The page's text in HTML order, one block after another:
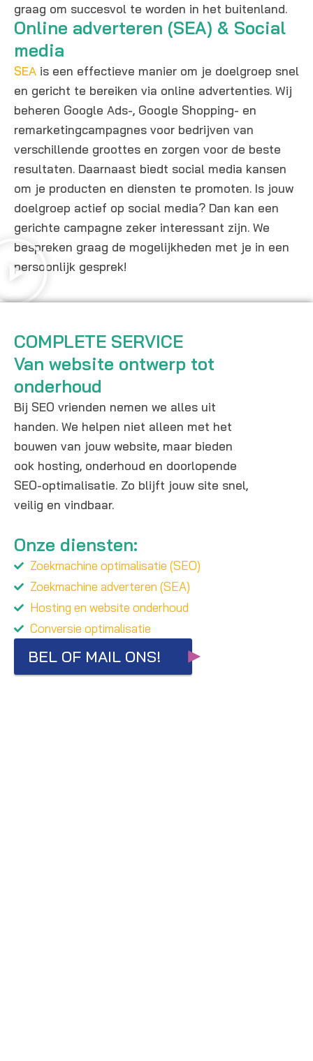
graag om succesvol te worden in het buitenland.
Online adverteren (SEA) & Social
media
SEA is een effectieve manier om je doelgroep snel
en gericht te bereiken via online advertenties. Wij
beheren Google Ads-, Google Shopping- en
remarketingcampagnes voor bedrijven van
verschillende groottes en zorgen voor de beste
resultaten. Daarnaast biedt social media kansen
om je producten en diensten te promoten. Is jouw
doelgroep actief op social media? Dan kan een
gerichte campagne zeker interessant zijn. We
bespreken graag de mogelijkheden met je in een
persoonlijk gesprek!
COMPLETE SERVICE
Van website ontwerp tot
onderhoud
Bij SEO vrienden nemen we alles uit
handen. We helpen niet alleen met het
bouwen van jouw website, maar bieden
ook hosting, onderhoud en doorlopende
SEO-optimalisatie. Zo blijft jouw site snel,
veilig en vindbaar.
Onze diensten:
Zoekmachine optimalisatie (SEO)
Zoekmachine adverteren (SEA)
Hosting en website onderhoud
Conversie optimalisatie
BEL OF MAIL ONS!